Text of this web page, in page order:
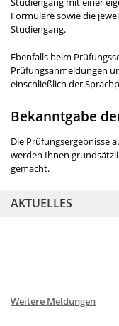
Formulare sowie die
Studiengang.
Ebenfalls beim
Prüfungsanmeldungen
einschließlich der
Bekanntgabe
Die Prüfungsergebnisse
werden Ihnen
gemacht.
AKTUELLES
Weitere Meldungen